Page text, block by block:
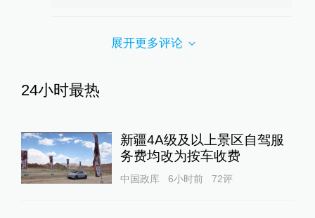
展开更多评论
24小时最热
新疆4A级及以上景区自驾服
务费均改为按车收费
中国政库 6小时前 72评